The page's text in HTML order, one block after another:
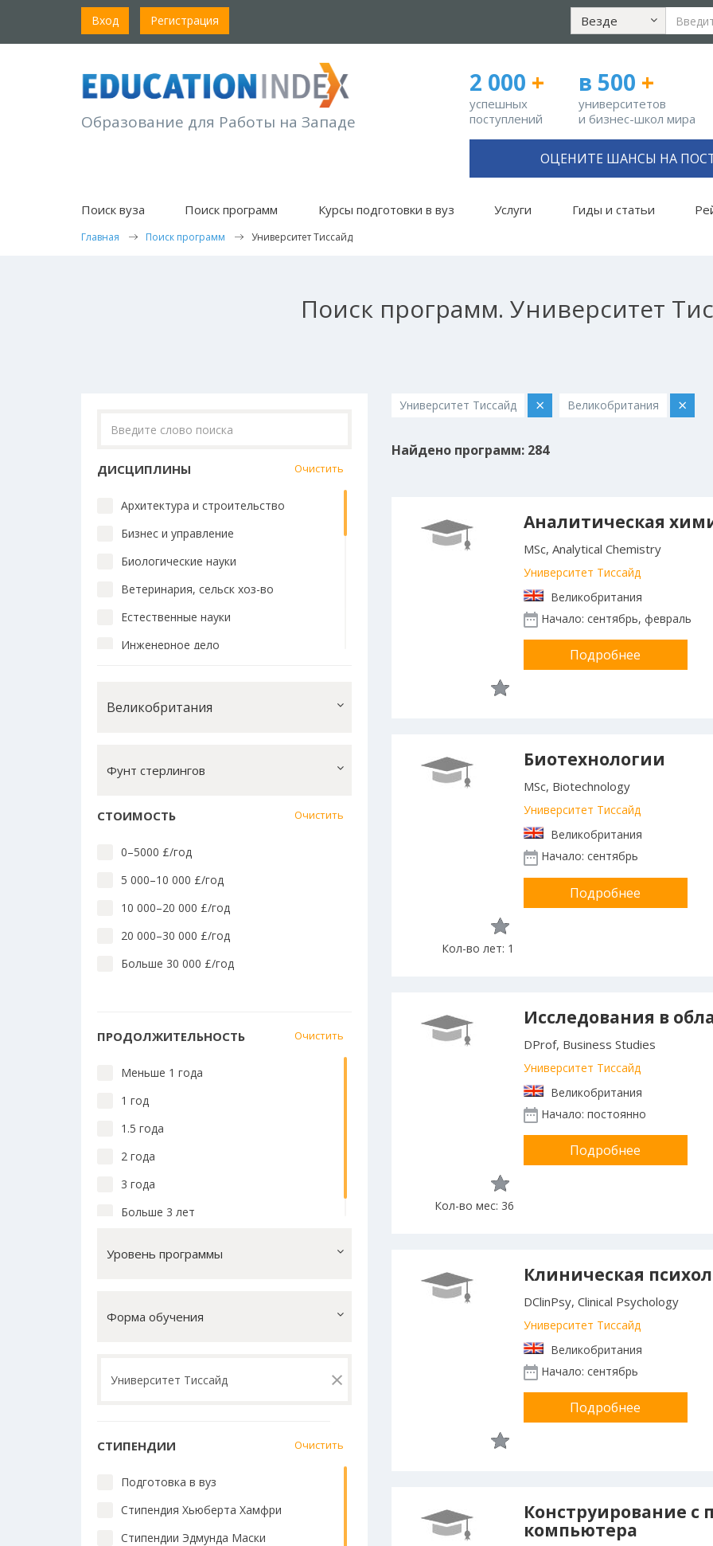
Вход Регистрация Везде
Образование для Работы на Западе
2 000 +
успешных
поступлений
в 500 +
университетов
и бизнес-школ мира
ОЦЕНИТЕ ШАНСЫ НА
Поиск вуза Поиск программ Курсы подготовки в вуз Услуги Гиды и статьи
Главная Поиск программ Университет Тиссайд
Поиск программ. Университет
ДИСЦИПЛИНЫ Очистить
Архитектура и строительство
Бизнес и управление
Биологические науки
Ветеринария, сельск хоз-во
Естественные науки
Инженерное дело
История и философия
Медицина и стоматология
Великобритания
Фунт стерлингов
СТОИМОСТЬ Очистить
0–5000 £/год
5 000–10 000 £/год
10 000–20 000 £/год
20 000–30 000 £/год
Больше 30 000 £/год
ПРОДОЛЖИТЕЛЬНОСТЬ Очистить
Меньше 1 года
1 год
1.5 года
2 года
3 года
Больше 3 лет
Уровень программы
Форма обучения
×
СТИПЕНДИИ Очистить
Подготовка в вуз
Стипендия Хьюберта Хамфри
Стипендии Эдмунда Маски
Университет Тиссайд × Великобритания ×
Найдено программ: 284
Аналитическая
MSc, Analytical Chemistry
Университет Тиссайд
Великобритания
Начало: сентябрь, февраль
Подробнее
Биотехнологии
MSc, Biotechnology
Университет Тиссайд
Великобритания
Начало: сентябрь
Подробнее
Кол-во лет: 1
Исследования в
DProf, Business Studies
Университет Тиссайд
Великобритания
Начало: постоянно
Подробнее
Кол-во мес: 36
Клиническая
DClinPsy, Clinical Psychology
Университет Тиссайд
Великобритания
Начало: сентябрь
Подробнее
Конструирование
компьютера